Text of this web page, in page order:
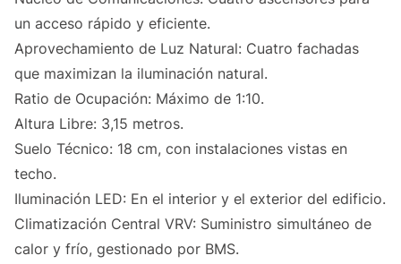
un acceso rápido y eficiente.
Aprovechamiento de Luz Natural: Cuatro fachadas
que maximizan la iluminación natural.
Ratio de Ocupación: Máximo de 1:10.
Altura Libre: 3,15 metros.
Suelo Técnico: 18 cm, con instalaciones vistas en
techo.
Iluminación LED: En el interior y el exterior del edificio.
Climatización Central VRV: Suministro simultáneo de
calor y frío, gestionado por BMS.